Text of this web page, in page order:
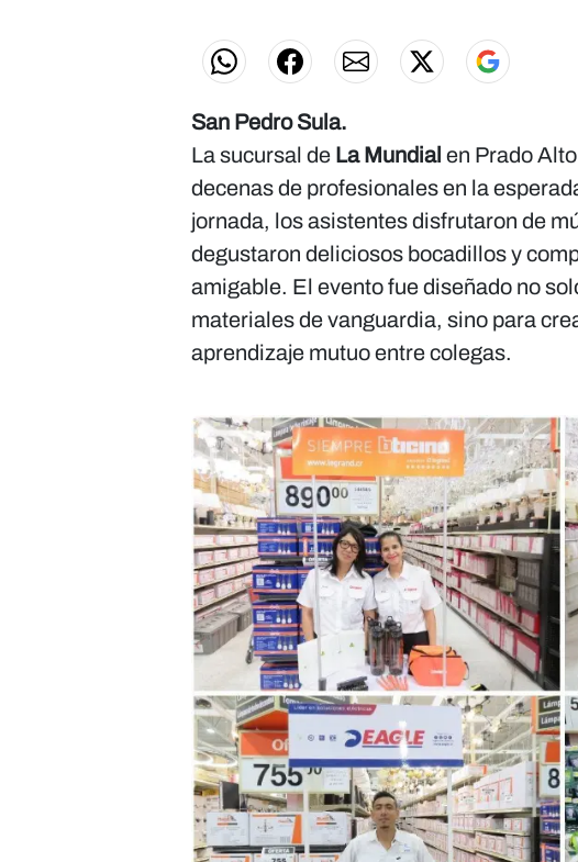
San Pedro Sula.
La sucursal de La Mundial en Prado
decenas de profesionales en la
jornada, los asistentes disfrutaron de
degustaron deliciosos bocadillos y
amigable. El evento fue diseñado no
materiales de vanguardia, sino para
aprendizaje mutuo entre colegas.